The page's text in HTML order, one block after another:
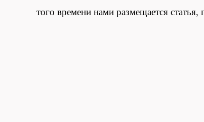
того времени нами размещается